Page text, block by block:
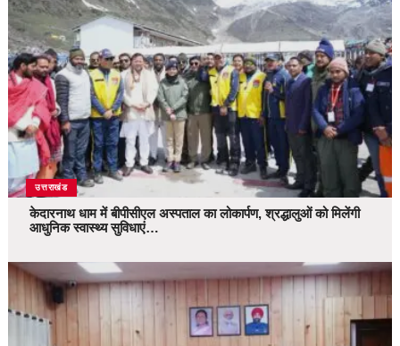
उत्तराखंड
केदारनाथ धाम में बीपीसीएल अस्पताल का लोकार्पण, श्रद्धालुओं को मिलेंगी
आधुनिक स्वास्थ्य सुविधाएं…